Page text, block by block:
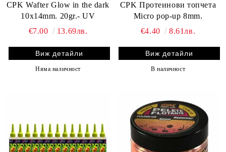
CPK Wafter Glow in the dark
10x14mm. 20gr.- UV
€7.00
13.69лв.
Виж детайли
Няма наличност
CPK Протеинови топчета
Micro pop-up 8mm.
€4.40
8.61лв.
Виж детайли
В наличност